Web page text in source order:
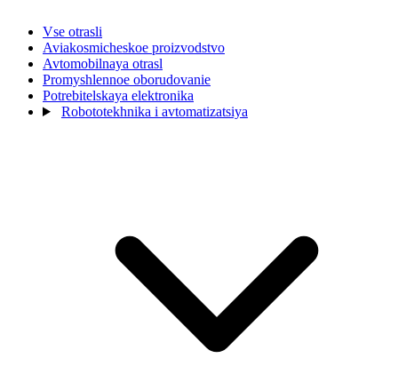
Vse otrasli
Aviakosmicheskoe proizvodstvo
Avtomobilnaya otrasl
Promyshlennoe oborudovanie
Potrebitelskaya elektronika
Robototekhnika i avtomatizatsiya